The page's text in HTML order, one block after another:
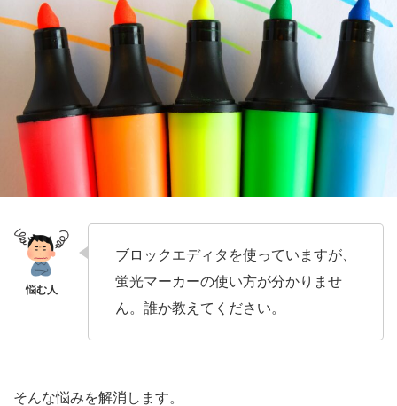
ブロックエディタを使っていますが、
蛍光マーカーの使い方が分かりませ
ん。誰か教えてください。
そんな悩みを解消します。